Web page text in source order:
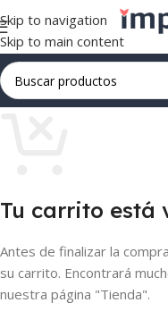
Skip to navigation
Skip to main content
Tu carrito está
Antes de finalizar la
su carrito. Encontrará
nuestra página "Tienda".